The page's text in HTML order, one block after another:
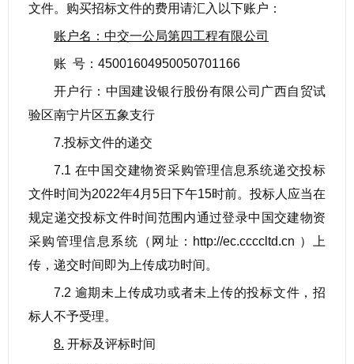
文件。购买招标文件的费用请汇入以下账户：
账户名：中交一公局第四工程有限公司
账 号：45001604950050701166
开户行：中国建设银行股份有限公司广西自贸试
验区南宁片区五象支行
7.投标文件的递交
7.1 在中国交建物资采购管理信息系统递交投标
文件时间为2022年4月5日下午15时前。投标人应当在
规定递交投标文件时间范围内通过登录中国交建物资
采购管理信息系统（网址：http://ec.ccccltd.cn ）上
传，递交时间即为上传成功时间。
7.2 逾期未上传成功或者未上传的投标文件，招
标人不予受理。
8. 开标及评标时间